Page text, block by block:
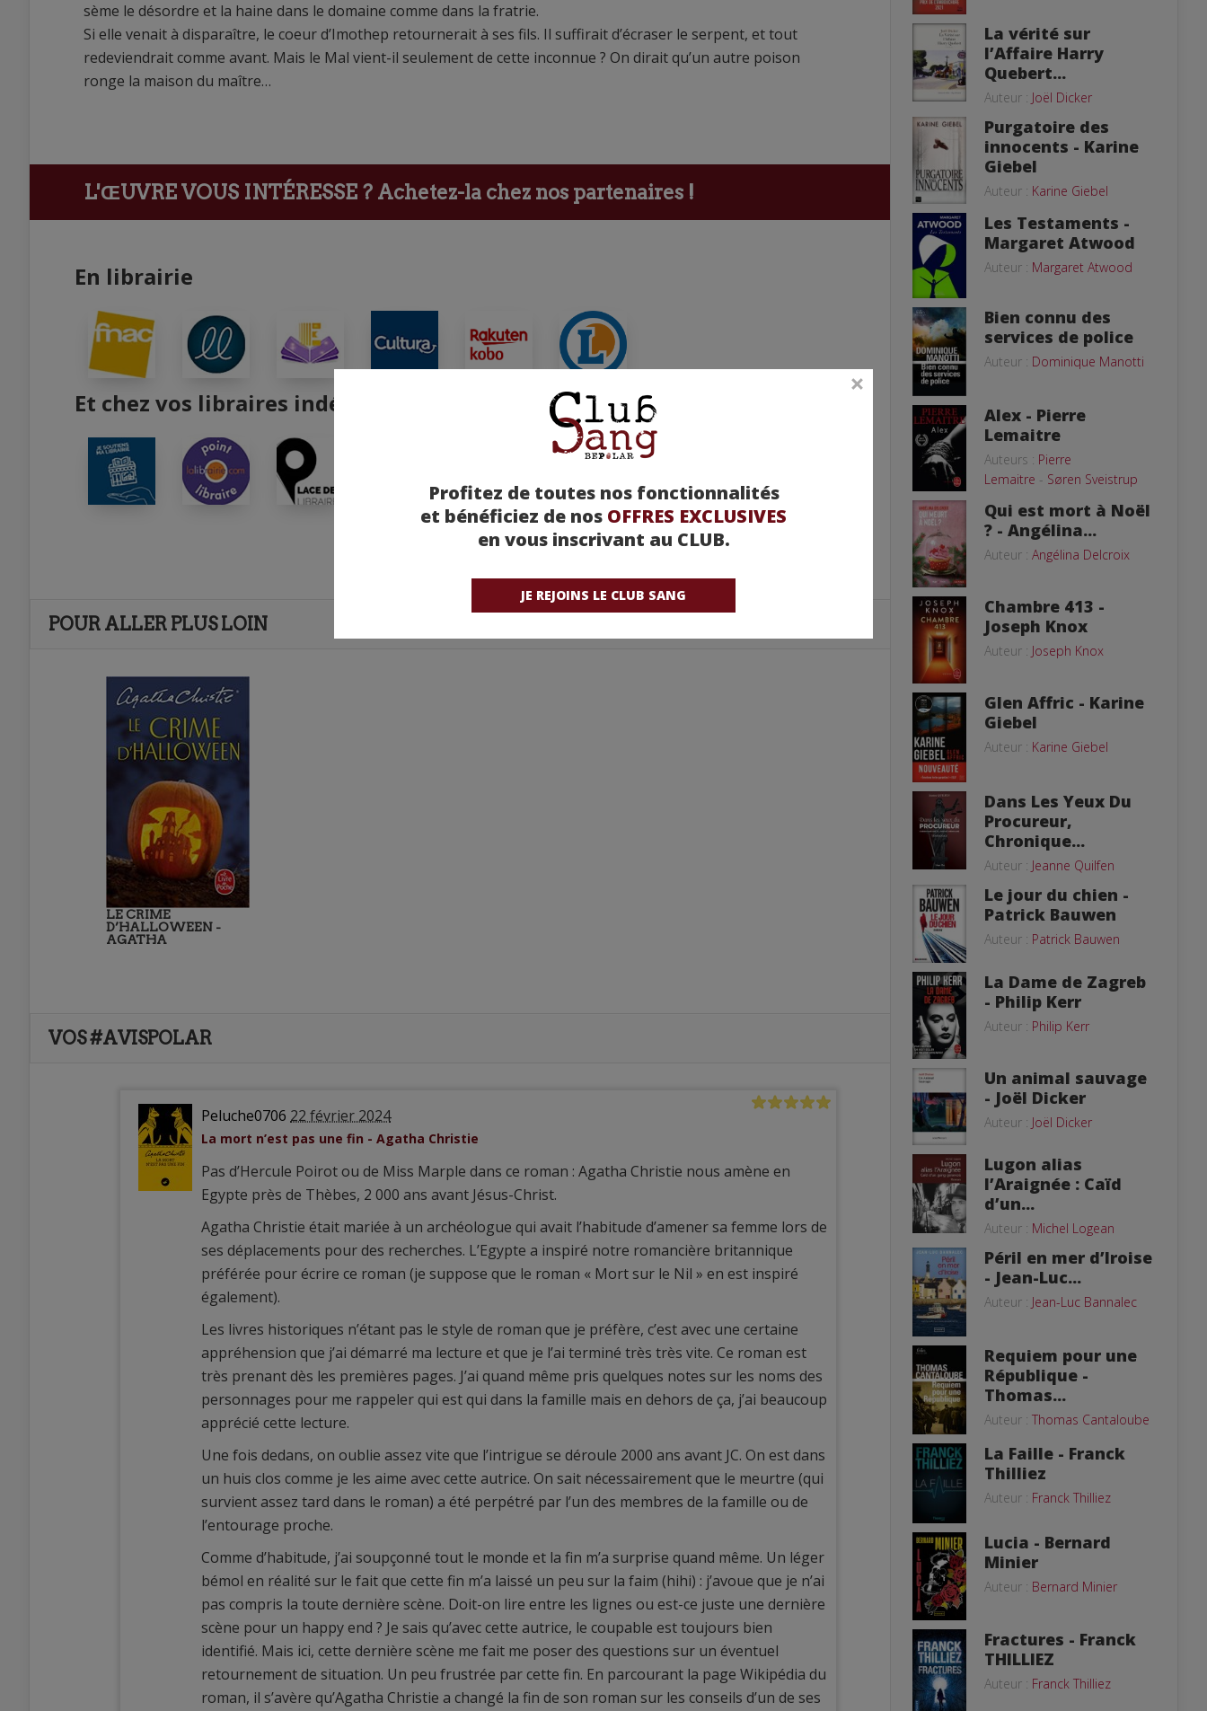
Profitez de toutes nos fonctionnalités
et bénéficiez de nos OFFRES EXCLUSIVES
en vous inscrivant au CLUB.
JE REJOINS LE CLUB SANG
sème le désordre et la haine dans le domaine comme dans la fratrie.
Si elle venait à disparaître, le coeur d’Imothep retournerait à ses fils. Il suffirait d’écraser le serpent, et tout
redeviendrait comme avant. Mais le Mal vient-il seulement de cette inconnue ? On dirait qu’un autre poison
ronge la maison du maître…
L'ŒUVRE VOUS INTÉRESSE ? Achetez-la chez nos partenaires !
En librairie
Et chez vos libraires indépendants
POUR ALLER PLUS LOIN
LE CRIME
D’HALLOWEEN -
AGATHA
VOS #AVISPOLAR
Peluche0706 22 février 2024
La mort n’est pas une fin - Agatha Christie
Pas d’Hercule Poirot ou de Miss Marple dans ce roman : Agatha Christie nous amène en
Egypte près de Thèbes, 2 000 ans avant Jésus-Christ.
Agatha Christie était mariée à un archéologue qui avait l’habitude d’amener sa femme lors de
ses déplacements pour des recherches. L’Egypte a inspiré notre romancière britannique
préférée pour écrire ce roman (je suppose que le roman « Mort sur le Nil » en est inspiré
également).
Les livres historiques n’étant pas le style de roman que je préfère, c’est avec une certaine
appréhension que j’ai démarré ma lecture et que je l’ai terminé très très vite. Ce roman est
très prenant dès les premières pages. J’ai quand même pris quelques notes sur les noms des
personnages pour me rappeler qui est qui dans la famille mais en dehors de ça, j’ai beaucoup
apprécié cette lecture.
Une fois dedans, on oublie assez vite que l’intrigue se déroule 2000 ans avant JC. On est dans
un huis clos comme je les aime avec cette autrice. On sait nécessairement que le meurtre (qui
survient assez tard dans le roman) a été perpétré par l’un des membres de la famille ou de
l’entourage proche.
Comme d’habitude, j’ai soupçonné tout le monde et la fin m’a surprise quand même. Un léger
bémol en réalité sur le fait que cette fin m’a laissé un peu sur la faim (hihi) : j’avoue que je n’ai
pas compris la toute dernière scène. Doit-on lire entre les lignes ou est-ce juste une dernière
scène pour un happy end ? Je sais qu’avec cette autrice, le coupable est toujours bien
identifié. Mais ici, cette dernière scène me fait me poser des questions sur un éventuel
retournement de situation. Un peu frustrée par cette fin. En parcourant la page Wikipédia du
roman, il s’avère qu’Agatha Christie a changé la fin de son roman sur les conseils d’un de ses
La vérité sur
l’Affaire Harry
Quebert...
Auteur : Joël Dicker
Purgatoire des
innocents - Karine
Giebel
Auteur : Karine Giebel
Les Testaments -
Margaret Atwood
Auteur : Margaret Atwood
Bien connu des
services de police
Auteur : Dominique Manotti
Alex - Pierre
Lemaitre
Auteurs : Pierre
Lemaitre - Søren Sveistrup
Qui est mort à Noël
? - Angélina...
Auteur : Angélina Delcroix
Chambre 413 -
Joseph Knox
Auteur : Joseph Knox
Glen Affric - Karine
Giebel
Auteur : Karine Giebel
Dans Les Yeux Du
Procureur,
Chronique...
Auteur : Jeanne Quilfen
Le jour du chien -
Patrick Bauwen
Auteur : Patrick Bauwen
La Dame de Zagreb
- Philip Kerr
Auteur : Philip Kerr
Un animal sauvage
- Joël Dicker
Auteur : Joël Dicker
Lugon alias
l’Araignée : Caïd
d’un...
Auteur : Michel Logean
Péril en mer d’Iroise
- Jean-Luc...
Auteur : Jean-Luc Bannalec
Requiem pour une
République -
Thomas...
Auteur : Thomas Cantaloube
La Faille - Franck
Thilliez
Auteur : Franck Thilliez
Lucia - Bernard
Minier
Auteur : Bernard Minier
Fractures - Franck
THILLIEZ
Auteur : Franck Thilliez